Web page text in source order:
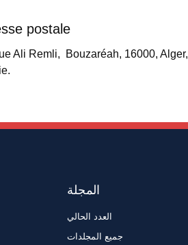
postale
Ali Remli, Bouzaréah, 16000, Alger,
المجلة
العدد الحالي
جميع المجلدات